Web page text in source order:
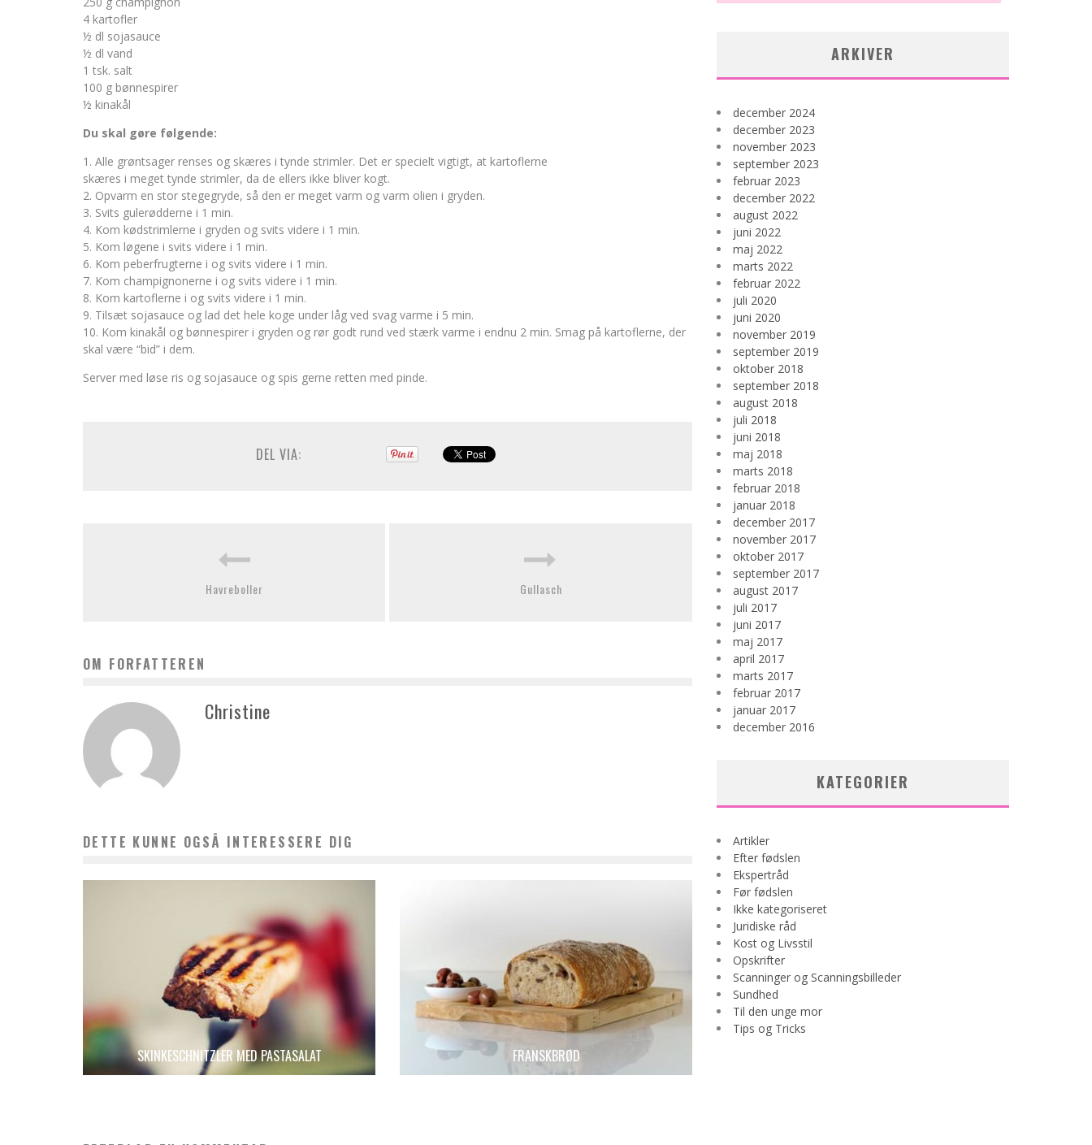
4 kartofler
½ dl sojasauce
½ dl vand
1 tsk. salt
100 g bønnespirer
½ kinakål
Du skal gøre følgende:
1. Alle grøntsager renses og skæres i tynde strimler. Det er specielt vigtigt, at kartoflerne
skæres i meget tynde strimler, da de ellers ikke bliver kogt.
2. Opvarm en stor stegegryde, så den er meget varm og varm olien i gryden.
3. Svits gulerødderne i 1 min.
4. Kom kødstrimlerne i gryden og svits videre i 1 min.
5. Kom løgene i svits videre i 1 min.
6. Kom peberfrugterne i og svits videre i 1 min.
7. Kom champignonerne i og svits videre i 1 min.
8. Kom kartoflerne i og svits videre i 1 min.
9. Tilsæt sojasauce og lad det hele koge under låg ved svag varme i 5 min.
10. Kom kinakål og bønnespirer i gryden og rør godt rund ved stærk varme i endnu 2 min. Smag på kartoflerne, der
skal være “bid” i dem.
Server med løse ris og sojasauce og spis gerne retten med pinde.
DEL VIA:
Havreboller Gullasch
OM FORFATTEREN
Christine
DETTE KUNNE OGSÅ INTERESSERE DIG
SKINKESCHNITZLER MED PASTASALAT FRANSKBRØD
ARKIVER
december 2024
december 2023
november 2023
september 2023
februar 2023
december 2022
august 2022
juni 2022
maj 2022
marts 2022
februar 2022
juli 2020
juni 2020
november 2019
september 2019
oktober 2018
september 2018
august 2018
juli 2018
juni 2018
maj 2018
marts 2018
februar 2018
januar 2018
december 2017
november 2017
oktober 2017
september 2017
august 2017
juli 2017
juni 2017
maj 2017
april 2017
marts 2017
februar 2017
januar 2017
december 2016
KATEGORIER
Artikler
Efter fødslen
Ekspertråd
Før fødslen
Ikke kategoriseret
Juridiske råd
Kost og Livsstil
Opskrifter
Scanninger og Scanningsbilleder
Sundhed
Til den unge mor
Tips og Tricks